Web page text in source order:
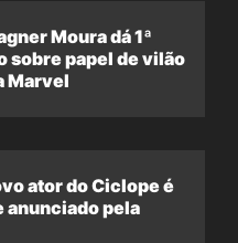
Moura dá 1ª
sobre papel de vilão
Marvel
ator do Ciclope é
anunciado pela